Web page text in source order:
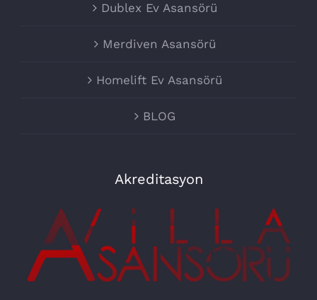
Dublex Ev Asansörü
Merdiven Asansörü
Homelift Ev Asansörü
BLOG
Akreditasyon